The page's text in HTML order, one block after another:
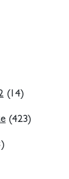
(14)
(423)